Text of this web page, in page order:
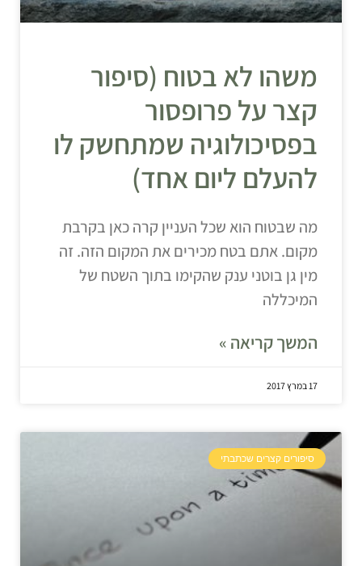
משהו לא בטוח (סיפור
קצר על פרופסור
בפסיכולוגיה שמתחשק לו
להעלם ליום אחד)
מה שבטוח הוא שכל העניין קרה כאן בקרבת
מקום. אתם בטח מכירים את המקום הזה. זה
מין גן בוטני ענק שהקימו בתוך השטח של
המיכללה
המשך קריאה »
17 במרץ 2017
סיפורים קצרים שכתבתי